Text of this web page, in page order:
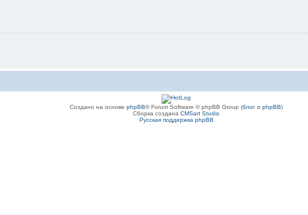
Создано на основе phpBB® Forum Software © phpBB Group (блог о phpBB)
Сборка создана CMSart Studio
Русская поддержка phpBB